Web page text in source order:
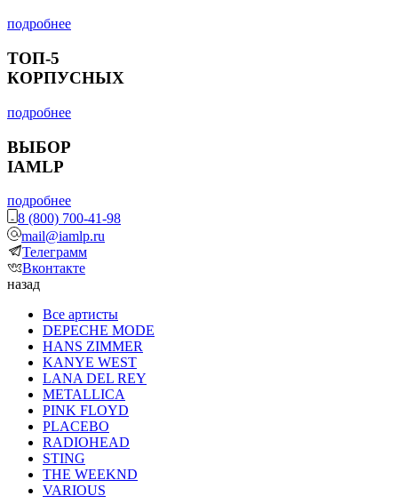
подробнее
ТОП-5
КОРПУСНЫХ
подробнее
ВЫБОР
IAMLP
подробнее
8 (800) 700-41-98
mail@iamlp.ru
Телеграмм
Вконтакте
назад
Все артисты
DEPECHE MODE
HANS ZIMMER
KANYE WEST
LANA DEL REY
METALLICA
PINK FLOYD
PLACEBO
RADIOHEAD
STING
THE WEEKND
VARIOUS